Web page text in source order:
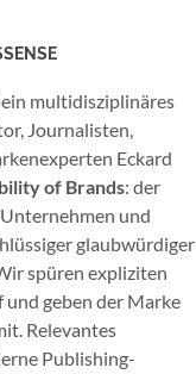
multidisziplinäres
Journalisten,
Eckard
of Brands: der
und
glaubwürdiger
spüren expliziten
geben der Marke
Relevantes
Publishing-